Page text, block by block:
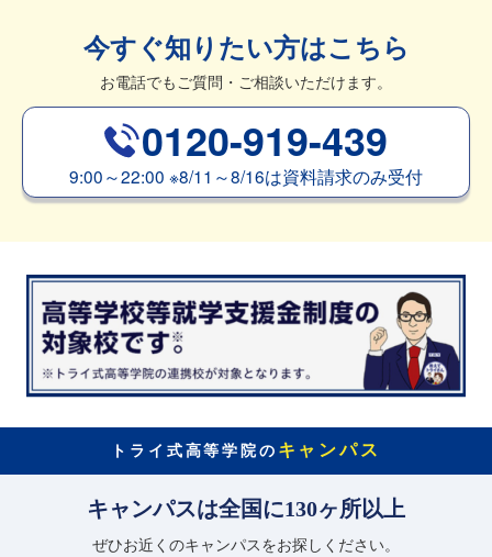
今すぐ知りたい方はこちら
お電話でもご質問・ご相談いただけます。
0120-919-439
9:00～22:00 ※8/11～8/16は資料請求のみ受付
トライ式高等学院の キャンパス
キャンパスは全国に130ヶ所以上
ぜひお近くのキャンパスをお探しください。